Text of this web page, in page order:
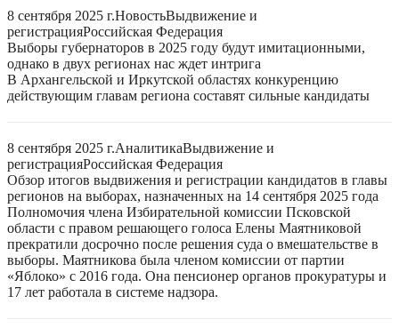
8 сентября 2025 г.НовостьВыдвижение и
регистрацияРоссийская Федерация
Выборы губернаторов в 2025 году будут имитационными,
однако в двух регионах нас ждет интрига
В Архангельской и Иркутской областях конкуренцию
действующим главам региона составят сильные кандидаты
8 сентября 2025 г.АналитикаВыдвижение и
регистрацияРоссийская Федерация
Обзор итогов выдвижения и регистрации кандидатов в главы
регионов на выборах, назначенных на 14 сентября 2025 года
Полномочия члена Избирательной комиссии Псковской
области с правом решающего голоса Елены Маятниковой
прекратили досрочно после решения суда о вмешательстве в
выборы. Маятникова была членом комиссии от партии
«Яблоко» с 2016 года. Она пенсионер органов прокуратуры и
17 лет работала в системе надзора.